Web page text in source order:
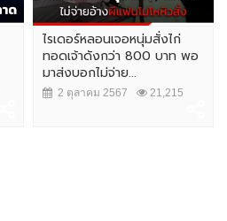
ไรเดอร์หลอนเจอหนุ่มสั่งไก่
ทอดเจ้าดังกว่า 800 บาท พอ
มาส่งบอกไม่จ่าย...
2 ตุลาคม 2567 21,215